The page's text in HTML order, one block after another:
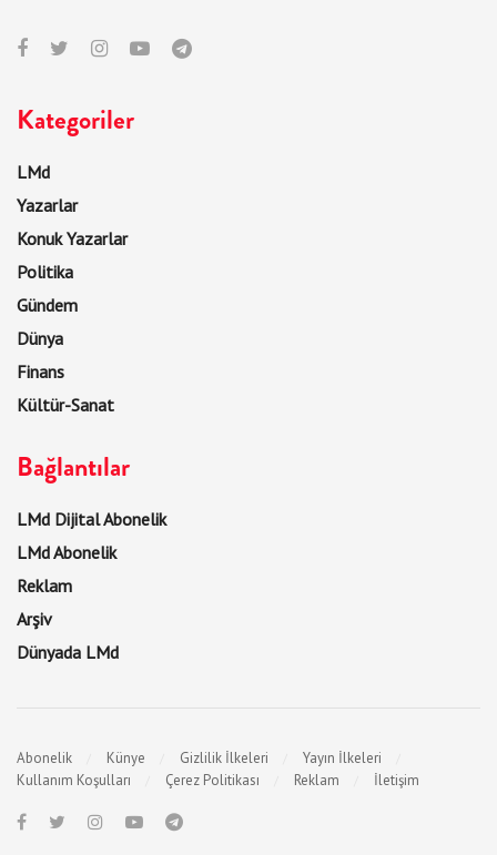
Kategoriler
LMd
Yazarlar
Konuk Yazarlar
Politika
Gündem
Dünya
Finans
Kültür-Sanat
Bağlantılar
LMd Dijital Abonelik
LMd Abonelik
Reklam
Arşiv
Dünyada LMd
Abonelik Künye Gizlilik İlkeleri
Yayın İlkeleri
Kullanım Koşulları
Çerez Politikası Reklam İletişim